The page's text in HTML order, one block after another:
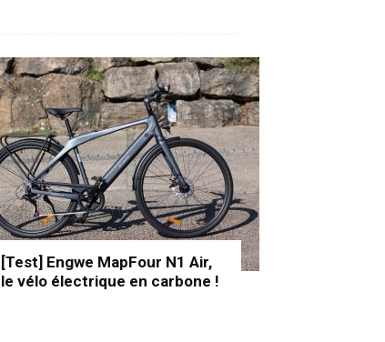
[Test] Engwe MapFour N1 Air,
le vélo électrique en carbone !